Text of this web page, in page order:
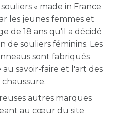
« made in France
les jeunes femmes et
de 18 ans qu'il a décidé
de souliers féminins. Les
sont fabriqués
savoir-faire et l'art des
chaussure.
autres marques
au cœur du site